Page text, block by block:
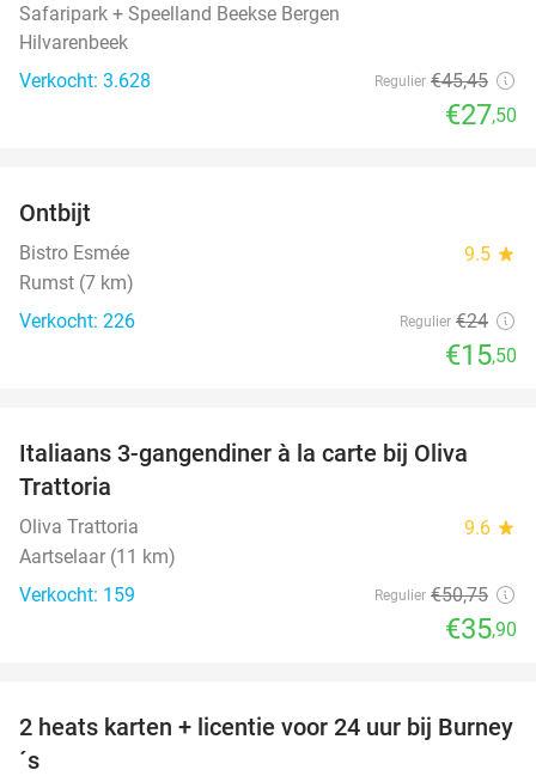
Safaripark + Speelland Beekse Bergen
Hilvarenbeek
Verkocht: 3.628
Regulier €45,45
€27,50
Ontbijt
Bistro Esmée 9.5 star
Rumst (7 km)
Verkocht: 226
Regulier €24
€15,50
29%
Italiaans 3-gangendiner à la carte bij Oliva
Trattoria
Oliva Trattoria 9.6 star
Aartselaar (11 km)
Verkocht: 159
Regulier €50,75
€35,90
37%
2 heats karten + licentie voor 24 uur bij Burney
´s